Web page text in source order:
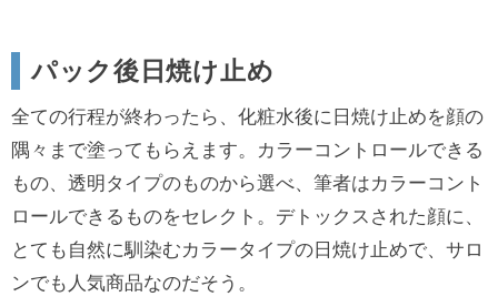
パック後日焼け止め
全ての行程が終わったら、化粧水後に日焼け止めを顔の
隅々まで塗ってもらえます。カラーコントロールできる
もの、透明タイプのものから選べ、筆者はカラーコント
ロールできるものをセレクト。デトックスされた顔に、
とても自然に馴染むカラータイプの日焼け止めで、サロ
ンでも人気商品なのだそう。